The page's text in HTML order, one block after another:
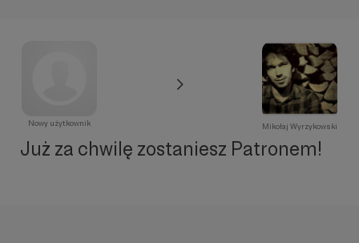
Nowy użytkownik Mikołaj Wyrzykowski
Już za chwilę zostaniesz Patronem!